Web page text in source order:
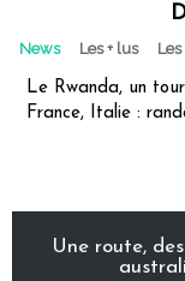
News Les + lus
Le Rwanda, un
France, Italie :
Une route,